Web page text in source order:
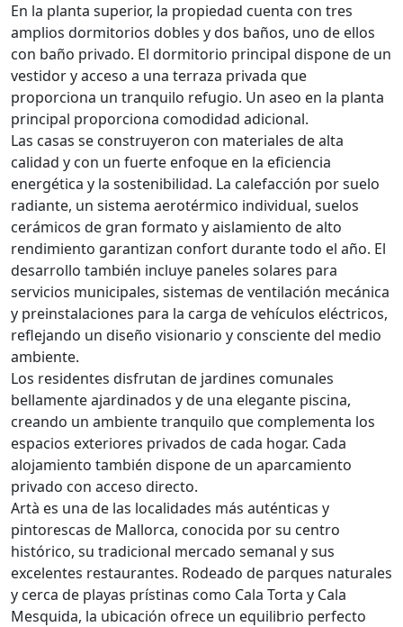
En la planta superior, la propiedad cuenta con tres
amplios dormitorios dobles y dos baños, uno de ellos
con baño privado. El dormitorio principal dispone de un
vestidor y acceso a una terraza privada que
proporciona un tranquilo refugio. Un aseo en la planta
principal proporciona comodidad adicional.
Las casas se construyeron con materiales de alta
calidad y con un fuerte enfoque en la eficiencia
energética y la sostenibilidad. La calefacción por suelo
radiante, un sistema aerotérmico individual, suelos
cerámicos de gran formato y aislamiento de alto
rendimiento garantizan confort durante todo el año. El
desarrollo también incluye paneles solares para
servicios municipales, sistemas de ventilación mecánica
y preinstalaciones para la carga de vehículos eléctricos,
reflejando un diseño visionario y consciente del medio
ambiente.
Los residentes disfrutan de jardines comunales
bellamente ajardinados y de una elegante piscina,
creando un ambiente tranquilo que complementa los
espacios exteriores privados de cada hogar. Cada
alojamiento también dispone de un aparcamiento
privado con acceso directo.
Artà es una de las localidades más auténticas y
pintorescas de Mallorca, conocida por su centro
histórico, su tradicional mercado semanal y sus
excelentes restaurantes. Rodeado de parques naturales
y cerca de playas prístinas como Cala Torta y Cala
Mesquida, la ubicación ofrece un equilibrio perfecto